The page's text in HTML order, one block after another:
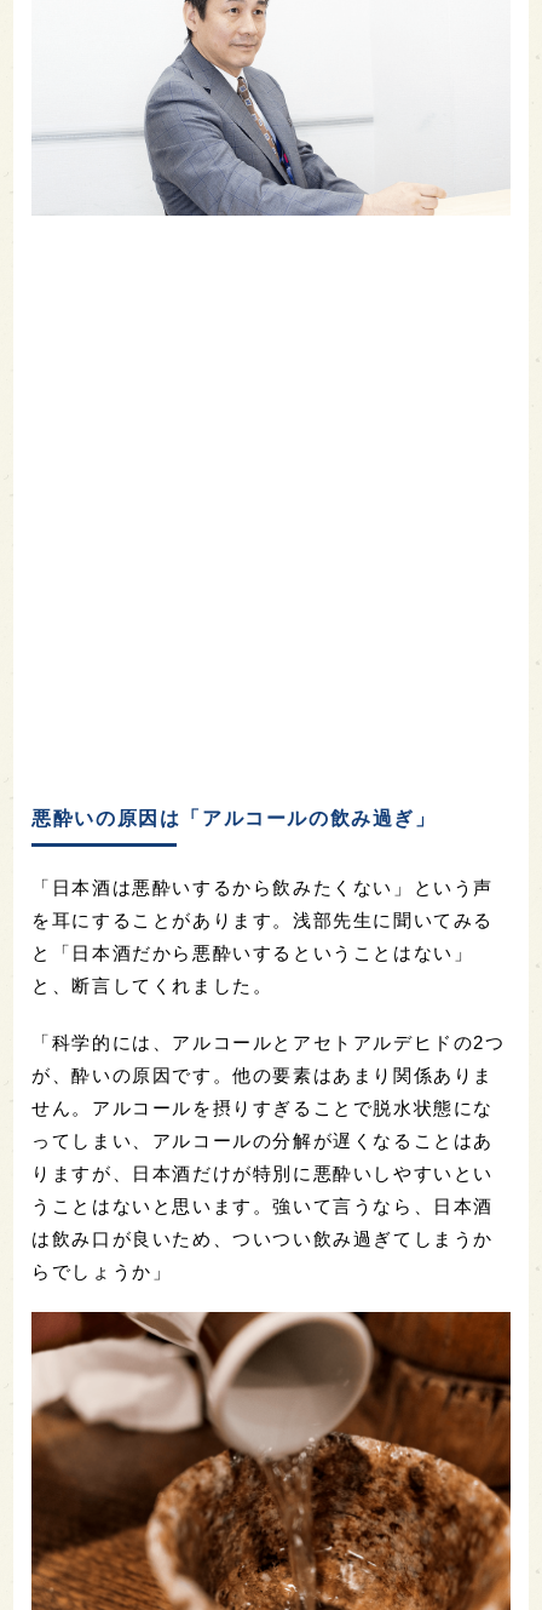
悪酔いの原因は「アルコールの飲み過ぎ」
「日本酒は悪酔いするから飲みたくない」という声
を耳にすることがあります。浅部先生に聞いてみる
と「日本酒だから悪酔いするということはない」
と、断言してくれました。
「科学的には、アルコールとアセトアルデヒドの2つ
が、酔いの原因です。他の要素はあまり関係ありま
せん。アルコールを摂りすぎることで脱水状態にな
ってしまい、アルコールの分解が遅くなることはあ
りますが、日本酒だけが特別に悪酔いしやすいとい
うことはないと思います。強いて言うなら、日本酒
は飲み口が良いため、ついつい飲み過ぎてしまうか
らでしょうか」